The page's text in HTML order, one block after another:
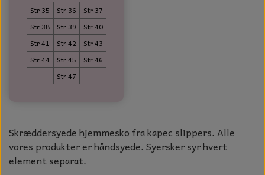
DUFTBLOKKE OG TILBEHØR
KERAMIK BLOMSTER
Str 35
Str 36
Str 37
Str 38
Str 39
Str 40
Str 41
Str 42
Str 43
Str 44
Str 45
Str 46
Str 47
Skræddersyede hjemmesko fra kapec slippers. Alle
vores produkter er håndsyede. Syersker syr hvert
element separat.